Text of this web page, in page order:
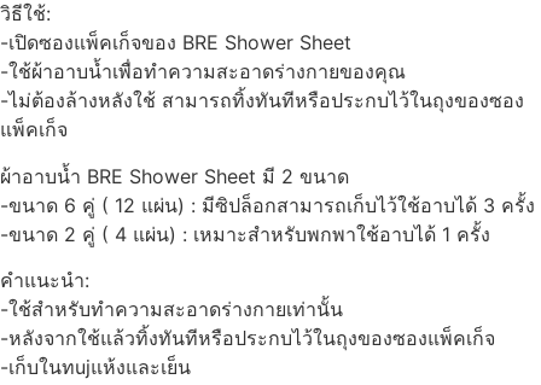
วิธีใช้:
-เปิดซองแพ็คเก็จของ BRE Shower Sheet
-ใช้ผ้าอาบน้ำเพื่อทำความสะอาดร่างกายของคุณ
-ไม่ต้องล้างหลังใช้ สามารถทิ้งทันทีหรือประกบไว้ในถุงของซอง
แพ็คเก็จ
ผ้าอาบน้ำ BRE Shower Sheet มี 2 ขนาด
-ขนาด 6 คู่ ( 12 แผ่น) : มีซิปล็อกสามารถเก็บไว้ใช้อาบได้ 3 ครั้ง
-ขนาด 2 คู่ ( 4 แผ่น) : เหมาะสำหรับพกพาใช้อาบได้ 1 ครั้ง
คำแนะนำ:
-ใช้สำหรับทำความสะอาดร่างกายเท่านั้น
-หลังจากใช้แล้วทิ้งทันทีหรือประกบไว้ในถุงของซองแพ็คเก็จ
-เก็บในทujแห้งและเย็น